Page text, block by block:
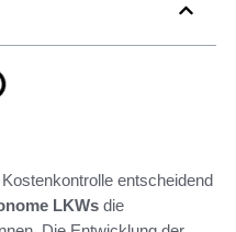
entscheidend
LKWs die